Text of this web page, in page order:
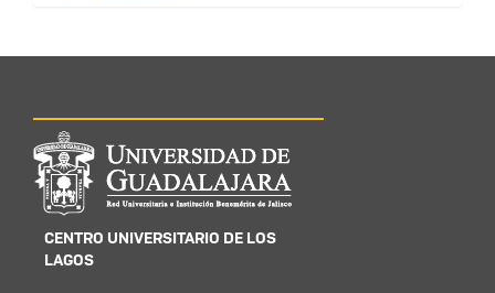
Información del
portal
CENTRO UNIVERSITARIO DE LOS
LAGOS